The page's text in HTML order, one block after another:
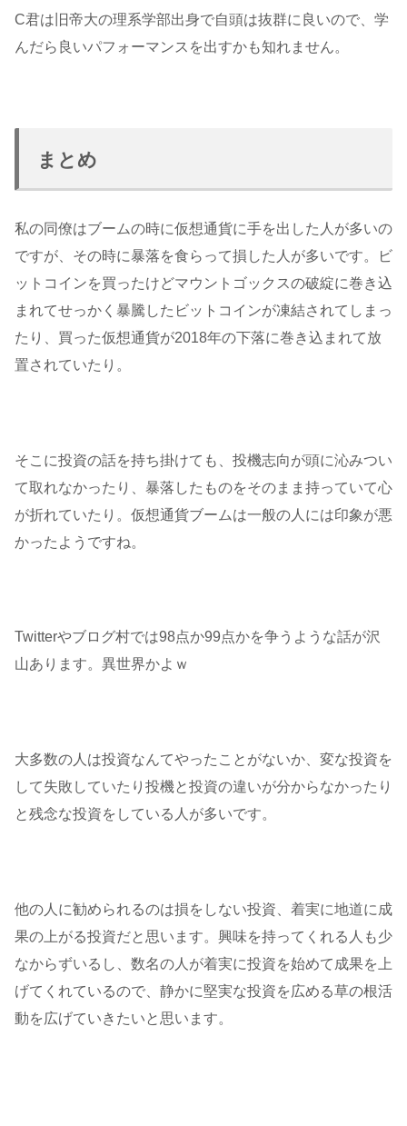
C君は旧帝大の理系学部出身で自頭は抜群に良いので、学
んだら良いパフォーマンスを出すかも知れません。
まとめ
私の同僚はブームの時に仮想通貨に手を出した人が多いの
ですが、その時に暴落を食らって損した人が多いです。ビ
ットコインを買ったけどマウントゴックスの破綻に巻き込
まれてせっかく暴騰したビットコインが凍結されてしまっ
たり、買った仮想通貨が2018年の下落に巻き込まれて放
置されていたり。
そこに投資の話を持ち掛けても、投機志向が頭に沁みつい
て取れなかったり、暴落したものをそのまま持っていて心
が折れていたり。仮想通貨ブームは一般の人には印象が悪
かったようですね。
Twitterやブログ村では98点か99点かを争うような話が沢
山あります。異世界かよｗ
大多数の人は投資なんてやったことがないか、変な投資を
して失敗していたり投機と投資の違いが分からなかったり
と残念な投資をしている人が多いです。
他の人に勧められるのは損をしない投資、着実に地道に成
果の上がる投資だと思います。興味を持ってくれる人も少
なからずいるし、数名の人が着実に投資を始めて成果を上
げてくれているので、静かに堅実な投資を広める草の根活
動を広げていきたいと思います。